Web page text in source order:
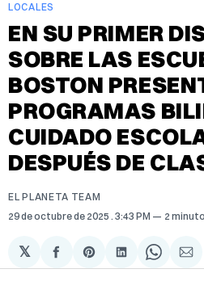
LOCALES
EN SU PRIMER
SOBRE LAS
BOSTON
PROGRAMAS
CUIDADO
DESPUÉS DE
EL PLANETA TEAM
29 de octubre de 2025 . 3:43 PM 2
𝕏
Compartir
en
Share
on
Compartir
en
Share
on